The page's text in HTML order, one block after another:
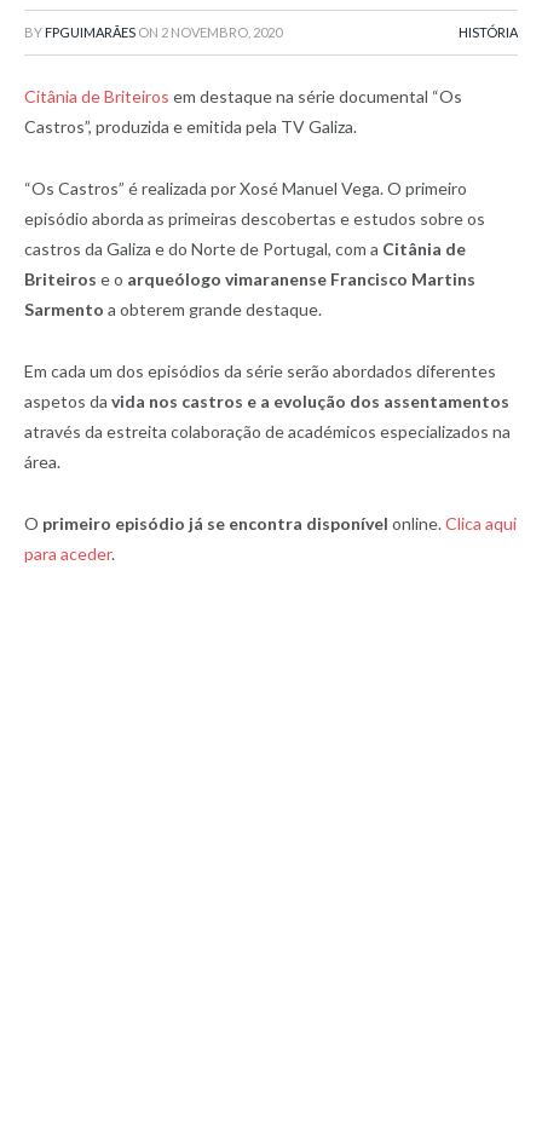
BY FPGUIMARÃES ON 2 NOVEMBRO, 2020 HISTÓRIA
Citânia de Briteiros em destaque na série documental “Os
Castros”, produzida e emitida pela TV Galiza.
“Os Castros” é realizada por Xosé Manuel Vega. O primeiro
episódio aborda as primeiras descobertas e estudos sobre os
castros da Galiza e do Norte de Portugal, com a Citânia de
Briteiros e o arqueólogo vimaranense Francisco Martins
Sarmento a obterem grande destaque.
Em cada um dos episódios da série serão abordados diferentes
aspetos da vida nos castros e a evolução dos assentamentos
através da estreita colaboração de académicos especializados na
área.
O primeiro episódio já se encontra disponível online.Clica aqui
para aceder.